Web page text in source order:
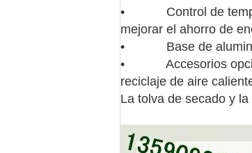
• Control de
mejorar el ahorro de
• Base de aluminio
• Accesorios
reciclaje de aire
La tolva de secado y